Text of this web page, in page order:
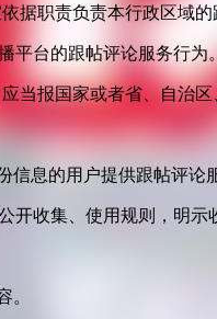
据职责负责本行政区域
平台的跟帖评论服务行为
当报国家或者省、自治
信息的用户提供跟帖评论
开收集、使用规则，明
。